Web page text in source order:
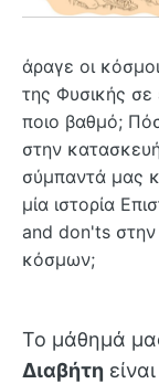
άραγε οι
της Φυσικής σε
ποιο βαθμό;
στην
σύμπαντά μας
μία ιστορία
and don'ts
κόσμων;
Το μάθημά
Διαβήτη